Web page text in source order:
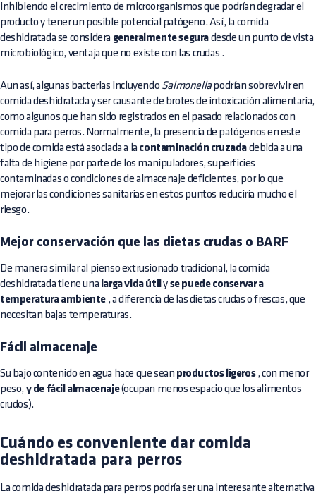
inhibiendo el crecimiento de microorganismos que podrían degradar el
producto y tener un posible potencial patógeno. Así, la comida
deshidratada se considera generalmente segura desde un punto de vista
microbiológico, ventaja que no existe con las crudas .
Aun así, algunas bacterias incluyendo Salmonellapodrían sobrevivir en
comida deshidratada y ser causante de brotes de intoxicación alimentaria,
como algunos que han sido registrados en el pasado relacionados con
comida para perros. Normalmente, la presencia de patógenos en este
tipo de comida está asociada a la contaminación cruzada debida a una
falta de higiene por parte de los manipuladores, superficies
contaminadas o condiciones de almacenaje deficientes, por lo que
mejorar las condiciones sanitarias en estos puntos reduciría mucho el
riesgo.
Mejor conservación que las dietas crudas o BARF
De manera similar al pienso extrusionado tradicional, la comida
deshidratada tiene una larga vida útil y se puede conservar a
temperatura ambiente , a diferencia de las dietas crudas o frescas, que
necesitan bajas temperaturas.
Fácil almacenaje
Su bajo contenido en agua hace que sean productos ligeros, con menor
peso, y de fácil almacenaje(ocupan menos espacio que los alimentos
crudos).
Cuándo es conveniente dar comida
deshidratada para perros
La comida deshidratada para perros podría ser una interesante alternativa